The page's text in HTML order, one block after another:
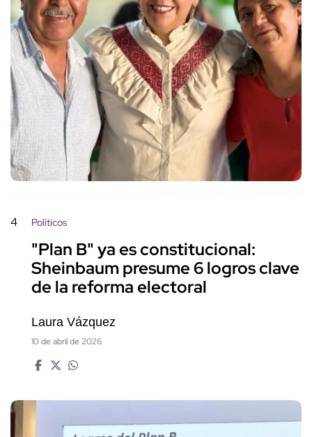
4 Políticos
"Plan B" ya es constitucional:
Sheinbaum presume 6 logros clave
de la reforma electoral
Laura Vázquez
10 de abril de 2026